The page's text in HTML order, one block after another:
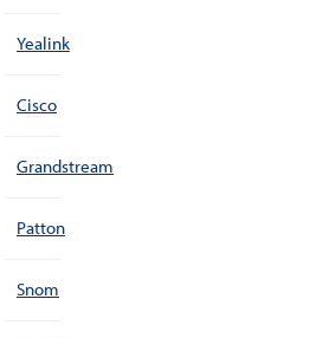
Yealink
Cisco
Grandstream
Patton
Snom